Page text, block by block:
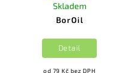
BorOil
Skladem
od 79 Kč bez DPH
Detail